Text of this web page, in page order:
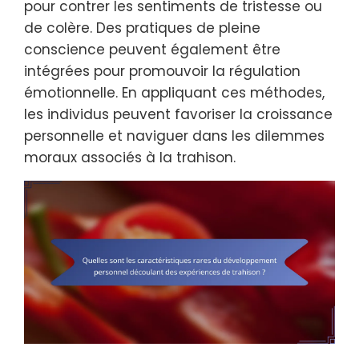
pour contrer les sentiments de tristesse ou
de colère. Des pratiques de pleine
conscience peuvent également être
intégrées pour promouvoir la régulation
émotionnelle. En appliquant ces méthodes,
les individus peuvent favoriser la croissance
personnelle et naviguer dans les dilemmes
moraux associés à la trahison.